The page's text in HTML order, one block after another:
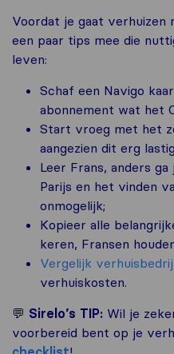
Voordat je gaat verhuizen
een paar tips mee die
leven:
Schaf een Navigo
abonnement wat het
Start vroeg met het
aangezien dit erg
Leer Frans, anders
Parijs en het vinden
onmogelijk;
Kopieer alle
keren, Fransen
Vergelijk
verhuiskosten.
💬 Sirelo’s TIP: Wil je
voorbereid bent op je